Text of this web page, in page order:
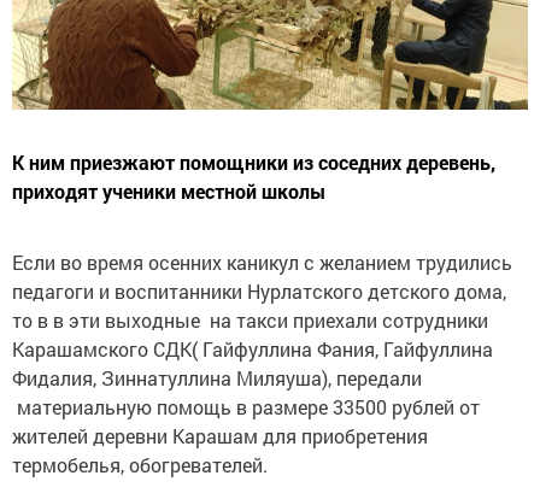
К ним приезжают помощники из соседних деревень,
приходят ученики местной школы
Если во время осенних каникул с желанием трудились
педагоги и воспитанники Нурлатского детского дома,
то в в эти выходные на такси приехали сотрудники
Карашамского СДК( Гайфуллина Фания, Гайфуллина
Фидалия, Зиннатуллина Миляуша), передали
материальную помощь в размере 33500 рублей от
жителей деревни Карашам для приобретения
термобелья, обогревателей.